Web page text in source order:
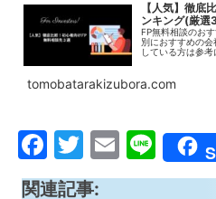
【人気】徹底
ンキング(厳選
FP無料相談のお
別におすすめの
している方は参考
tomobatarakizubora.com
F
a
T
w
E
m
Li
n
関連記事: